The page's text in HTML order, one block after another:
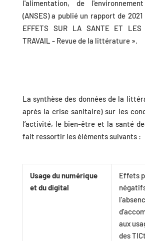
l'alimentation, de
(ANSES) a publié un rapport de 2021
EFFETS SUR LA SANTE ET LES
TRAVAIL - Revue de la littérature ».
La synthèse des données de la
après la crise sanitaire) sur les
l’activité, le bien-être et la santé
fait ressortir les éléments suivants :
Usage du numérique
et du digital
Effets
aux
des